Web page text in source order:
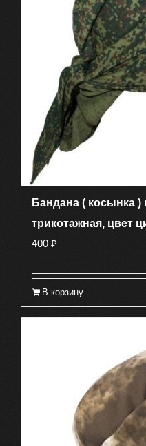
Бандана ( косынка
трикотажная, цвет
400 ₽
В корзину